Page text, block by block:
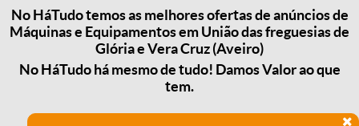
No HáTudo temos as melhores ofertas de anúncios de
Máquinas e Equipamentos em União das freguesias de
Glória e Vera Cruz (Aveiro)
No HáTudo há mesmo de tudo! Damos Valor ao que
tem.